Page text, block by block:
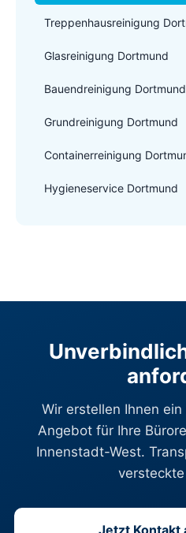
Treppenhausreinigung
Glasreinigung Dortmund
Bauendreinigung Dortmund
Grundreinigung Dortmund
Containerreinigung
Hygieneservice Dortmund
Wir erstellen Ihnen
Angebot für Ihre
Innenstadt-West.
Jetzt Kontakt